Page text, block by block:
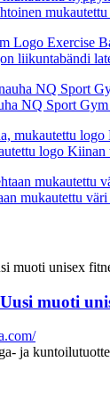
liikuntabändi
NQ Sport
logo Kiinan
mukautettu
muoti
ja